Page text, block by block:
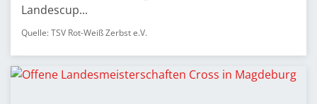
Landescup...
Quelle: TSV Rot-Weiß Zerbst e.V.